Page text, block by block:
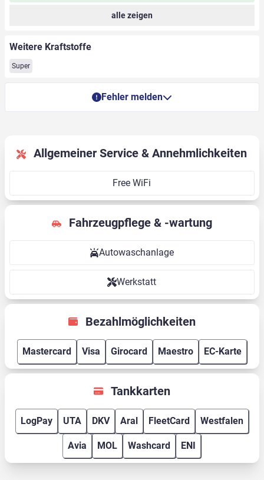
alle zeigen
Weitere Kraftstoffe
Super
Fehler melden
Allgemeiner Service & Annehmlichkeiten
Free WiFi
Fahrzeugpflege & -wartung
Autowaschanlage
Werkstatt
Bezahlmöglichkeiten
Mastercard Visa Girocard Maestro EC-Karte
Tankkarten
LogPay UTA DKV Aral FleetCard Westfalen
Avia MOL Washcard ENI